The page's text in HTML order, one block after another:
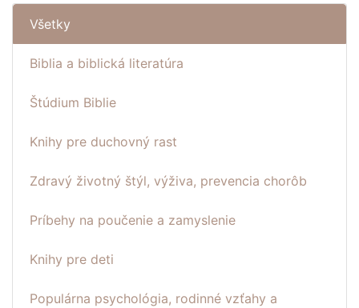
Všetky
Biblia a biblická literatúra
Štúdium Biblie
Knihy pre duchovný rast
Zdravý životný štýl, výživa, prevencia chorôb
Príbehy na poučenie a zamyslenie
Knihy pre deti
Populárna psychológia, rodinné vzťahy a